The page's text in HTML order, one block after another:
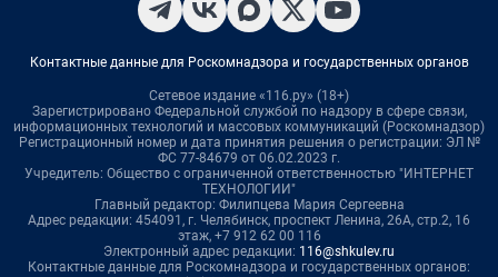
Контактные данные для Роскомнадзора и государственных органов
Сетевое издание «116.ру» (18+)
Зарегистрировано Федеральной службой по надзору в сфере связи,
информационных технологий и массовых коммуникаций (Роскомнадзор)
Регистрационный номер и дата принятия решения о регистрации: ЭЛ №
ФС 77-84679 от 06.02.2023 г.
Учредитель: Общество с ограниченной ответственностью "ИНТЕРНЕТ
ТЕХНОЛОГИИ"
Главный редактор: Филипцева Мария Сергеевна
Адрес редакции: 454091, г. Челябинск, проспект Ленина, 26А, стр.2, 16
этаж, +7 912 62 00 116
Электронный адрес редакции: 116@shkulev.ru
Контактные данные для Роскомнадзора и государственных органов: